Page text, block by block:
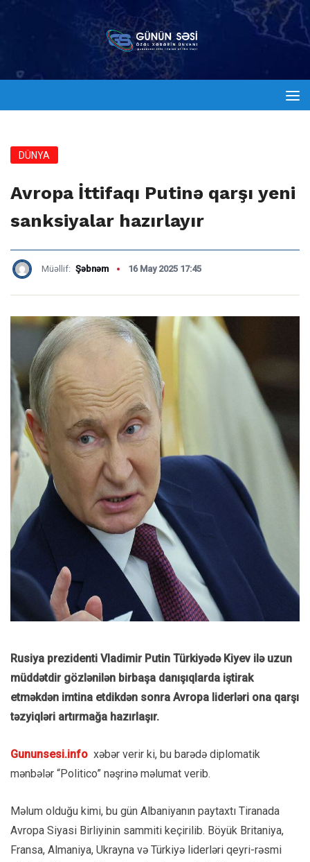
DÜNYA
Avropa İttifaqı Putinə qarşı yeni
sanksiyalar hazırlayır
Müəllif: Şəbnəm 16 May 2025 17:45
Rusiya prezidenti Vladimir Putin Türkiyədə Kiyev ilə uzun
müddətdir gözlənilən birbaşa danışıqlarda iştirak
etməkdən imtina etdikdən sonra Avropa liderləri ona qarşı
təzyiqləri artırmağa hazırlaşır.
Gununsesi.info xəbər verir ki, bu barədə diplomatik
mənbələr “Politico” nəşrinə məlumat verib.
Məlum olduğu kimi, bu gün Albaniyanın paytaxtı Tiranada
Avropa Siyasi Birliyinin sammiti keçirilib. Böyük Britaniya,
Fransa, Almaniya, Ukrayna və Türkiyə liderləri qeyri-rəsmi